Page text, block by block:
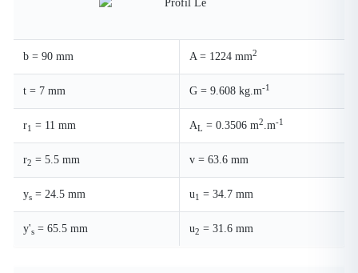
b = 90 mm A = 1224 mm2
t = 7 mm G = 9.608 kg.m-1
r1 = 11 mm AL = 0.3506 m2.m-1
r2 = 5.5 mm v = 63.6 mm
ys = 24.5 mm u1 = 34.7 mm
y's = 65.5 mm u2 = 31.6 mm